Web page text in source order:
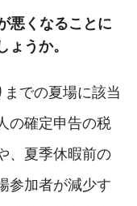
悪くなることに
うか。
での夏場に該当
の確定申告の税
、夏季休暇前の
参加者が減少す